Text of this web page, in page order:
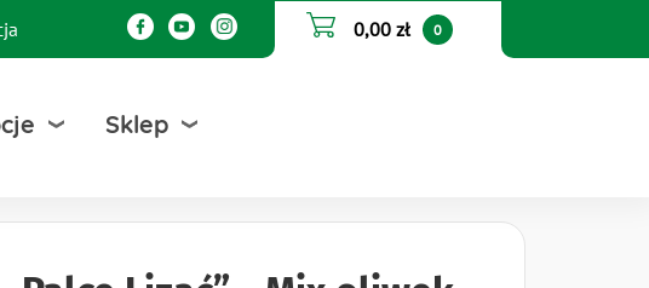
0,00 zł 0
Sklep